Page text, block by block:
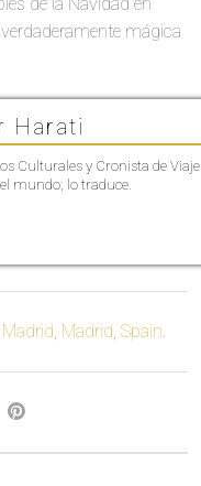
mágica
Harati
Culturales y Cronista de
mundo; lo traduce.
Madrid Madrid Spain